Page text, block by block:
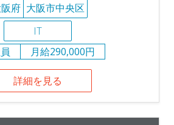
府 大阪市中央区
IT
月給290,000円
詳細を見る